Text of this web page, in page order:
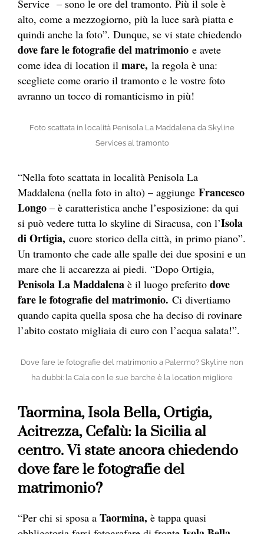
Service – sono le ore del tramonto. Più il sole è
alto, come a mezzogiorno, più la luce sarà piatta e
quindi anche la foto”. Dunque, se vi state chiedendo
dove fare le fotografie del matrimonio e avete
come idea di location il mare, la regola è una:
scegliete come orario il tramonto e le vostre foto
avranno un tocco di romanticismo in più!
Foto scattata in località Penisola La Maddalena da Skyline
Services al tramonto
“Nella foto scattata in località Penisola La
Maddalena (nella foto in alto) – aggiunge Francesco
Longo – è caratteristica anche l’esposizione: da qui
si può vedere tutta lo skyline di Siracusa, con l’Isola
di Ortigia, cuore storico della città, in primo piano”.
Un tramonto che cade alle spalle dei due sposini e un
mare che li accarezza ai piedi. “Dopo Ortigia,
Penisola La Maddalena è il luogo preferito dove
fare le fotografie del matrimonio. Ci divertiamo
quando capita quella sposa che ha deciso di rovinare
l’abito costato migliaia di euro con l’acqua salata!”.
Dove fare le fotografie del matrimonio a Palermo? Skyline non
ha dubbi: la Cala con le sue barche è la location migliore
Taormina, Isola Bella, Ortigia,
Acitrezza, Cefalù: la Sicilia al
centro. Vi state ancora chiedendo
dove fare le fotografie del
matrimonio?
“Per chi si sposa a Taormina, è tappa quasi